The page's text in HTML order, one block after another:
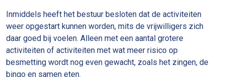
Inmiddels heeft het bestuur besloten dat de activiteiten
weer opgestart kunnen worden, mits de vrijwilligers zich
daar goed bij voelen. Alleen met een aantal grotere
activiteiten of activiteiten met wat meer risico op
besmetting wordt nog even gewacht, zoals het zingen, de
bingo en samen eten.